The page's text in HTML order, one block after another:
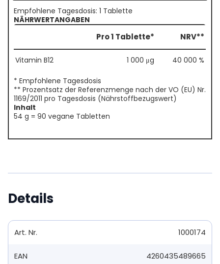
Empfohlene Tagesdosis: 1 Tablette
NÄHRWERTANGABEN
Pro 1 Tablette* NRV**
Vitamin B12 1 000 μg 40 000 %
* Empfohlene Tagesdosis
** Prozentsatz der Referenzmenge nach der VO (EU) Nr.
1169/2011 pro Tagesdosis (Nährstoffbezugswert)
Inhalt
54 g = 90 vegane Tabletten
Details
Art. Nr. 1000174
EAN 4260435489665